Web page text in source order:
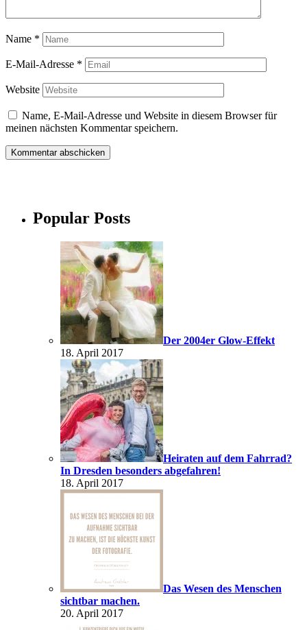
Name *
E-Mail-Adresse *
Website
Name, E-Mail-Adresse und Website in diesem Browser für
meinen nächsten Kommentar speichern.
Popular Posts
Der 2004er Glow-Effekt
18. April 2017
Heiraten auf dem Fahrrad?
In Dresden besonders abgefahren!
18. April 2017
Das Wesen des Menschen
sichtbar machen.
20. April 2017